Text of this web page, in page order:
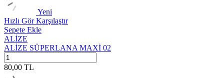
Yeni
Hızlı GörKarşılaştır
Sepete Ekle
ALİZE
ALİZE SÜPERLANA MAXİ 02
80,00 TL